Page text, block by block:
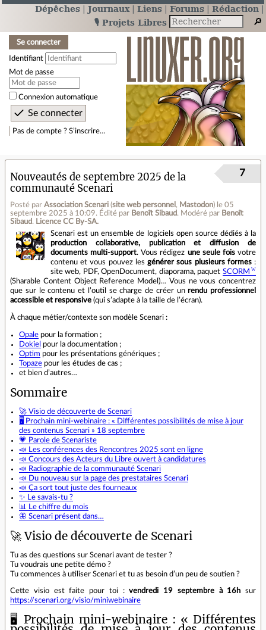
Dépêches Journaux Liens Forums
Rédaction
🎙️ Projets Libres
Se connecter
Identifiant
Mot de passe
Connexion automatique
Pas de compte ? S’inscrire…
Nouveautés de septembre 2025 de la
communauté Scenari
Posté par Association Scenari (site web personnel , Mastodon) le 05
septembre 2025 à 10:09. Édité par Benoît Sibaud. Modéré par Benoît
Sibaud. Licence CC By‑SA.
7
Scenari est un ensemble de logiciels open source dédiés à la
production collaborative, publication et diffusion de
documents multi-support. Vous rédigez une seule foisvotre
contenu et vous pouvez lesgénérer sous plusieurs formes:
site web, PDF, OpenDocument, diaporama, paquet SCORM
(Sharable Content Object Reference Model)… Vous ne vous concentrez
que sur le contenu et l’outil se charge de créer un rendu professionnel
accessible et responsive (qui s’adapte à la taille de l’écran).
À chaque métier/contexte son modèle Scenari :
Opale pour la formation ;
Dokiel pour la documentation ;
Optim pour les présentations génériques ;
Topaze pour les études de cas ;
et bien d’autres…
Sommaire
🚀 Visio de découverte de Scenari
🖥️ Prochain mini-webinaire : « Différentes possibilités de mise à jour
des contenus Scenari » 18 septembre
💗 Parole de Scenariste
📣 Les conférences des Rencontres 2025 sont en ligne
📣 Concours des Acteurs du Libre ouvert à candidatures
📣 Radiographie de la communauté Scenari
📣 Du nouveau sur la page des prestataires Scenari
📣 Ça sort tout juste des fourneaux
✨ Le savais-tu ?
📊 Le chiffre du mois
🦋 Scenari présent dans…
🚀 Visio de découverte de Scenari
Tu as des questions sur Scenari avant de tester ?
Tu voudrais une petite démo ?
Tu commences à utiliser Scenari et tu as besoin d’un peu de soutien ?
Cette visio est faite pour toi :vendredi 19 septembre à 16h sur
https://scenari.org/visio/miniwebinaire
🖥️ Prochain mini-webinaire : « Différentes